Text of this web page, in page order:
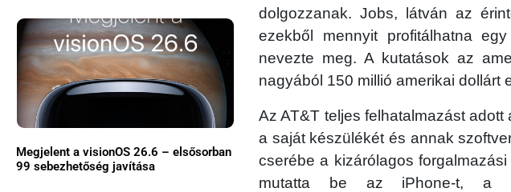
Megjelent a visionOS 26.6 – elsősorban
99 sebezhetőség javítása
dolgozzanak. Jobs, látván az
ezekből mennyit profitálhatna
nevezte meg. A kutatások az
nagyából 150 millió amerikai dollárt
Az AT&T teljes felhatalmazást
a saját készülékét és annak
cserébe a kizárólagos
mutatta be az iPhone-t, a